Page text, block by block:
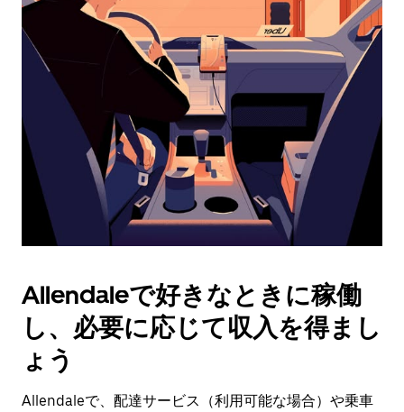
を
操
作
し、
を
選
択
す。
ン
で
カ
ン
ー
Allendaleで好きなときに稼働
し、必要に応じて収入を得まし
ょう
Allendaleで、配達サービス（利用可能な場合）や乗車